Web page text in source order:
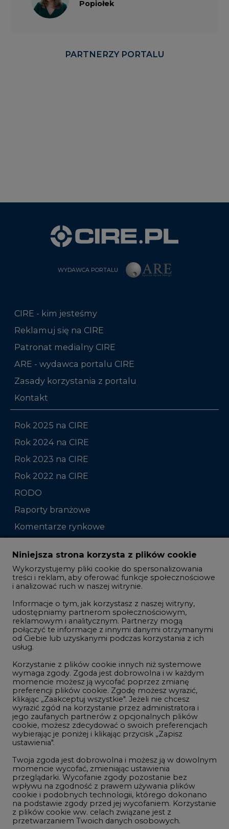
Popiołek
PARTNERZY PORTALU
WYDAWCA PORTALU
CIRE - kim jesteśmy
Reklamuj się na CIRE
Patronat medialny CIRE
ARE - wydawca portalu CIRE
Zasady korzystania z portalu
Kontakt
Rok 2025 na CIRE
Rok 2024 na CIRE
Rok 2023 na CIRE
Rok 2022 na CIRE
RODO
Raporty branżowe
Komentarze rynkowe
Zmiany kadrowe na rynku
Studio CIRE
Rozmowy o energetyce
Gospodarka
Geopolityka
LTE450
Innowacje i AI
Telekomunikacja i IT
Handel emisjami CO2
Wodór
Górnictwo
Atom
Fotowoltaika
Offshore wind
Niniejsza strona korzysta z plików cookie
Wykorzystujemy pliki cookie do spersonalizowania
treści i reklam, aby oferować funkcje społecznościowe
i analizować ruch w naszej witrynie.
Informacje o tym, jak korzystasz z naszej witryny,
udostępniamy partnerom społecznościowym,
reklamowym i analitycznym. Partnerzy mogą
połączyć te informacje z innymi danymi otrzymanymi
od Ciebie lub uzyskanymi podczas korzystania z ich
usług.
Korzystanie z plików cookie innych niż systemowe
wymaga zgody. Zgoda jest dobrowolna i w każdym
momencie możesz ją wycofać poprzez zmianę
preferencji plików cookie. Zgodę możesz wyrazić,
klikając „Zaakceptuj wszystkie". Jeżeli nie chcesz
wyrazić zgód na korzystanie przez administratora i
jego zaufanych partnerów z opcjonalnych plików
cookie, możesz zdecydować o swoich preferencjach
wybierając je poniżej i klikając przycisk „Zapisz
ustawienia".
Twoja zgoda jest dobrowolna i możesz ją w dowolnym
momencie wycofać, zmieniając ustawienia
przeglądarki. Wycofanie zgody pozostanie bez
wpływu na zgodność z prawem używania plików
cookie i podobnych technologii, którego dokonano
na podstawie zgody przed jej wycofaniem. Korzystanie
z plików cookie ww. celach związane jest z
przetwarzaniem Twoich danych osobowych.